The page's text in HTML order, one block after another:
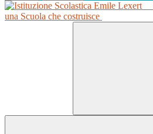
una Scuola che costruisce